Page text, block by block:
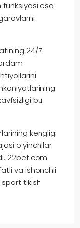
funksiyasi esa
24/7
bu
kengligi
o‘yinchilar
22bet.com
va ishonchli
tikish